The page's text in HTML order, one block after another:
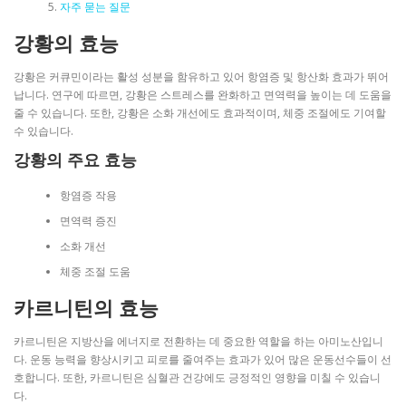
자주 묻는 질문
강황의 효능
강황은 커큐민이라는 활성 성분을 함유하고 있어 항염증 및 항산화 효과가 뛰어
납니다. 연구에 따르면, 강황은 스트레스를 완화하고 면역력을 높이는 데 도움을
줄 수 있습니다. 또한, 강황은 소화 개선에도 효과적이며, 체중 조절에도 기여할
수 있습니다.
강황의 주요 효능
항염증 작용
면역력 증진
소화 개선
체중 조절 도움
카르니틴의 효능
카르니틴은 지방산을 에너지로 전환하는 데 중요한 역할을 하는 아미노산입니
다. 운동 능력을 향상시키고 피로를 줄여주는 효과가 있어 많은 운동선수들이 선
호합니다. 또한, 카르니틴은 심혈관 건강에도 긍정적인 영향을 미칠 수 있습니
다.